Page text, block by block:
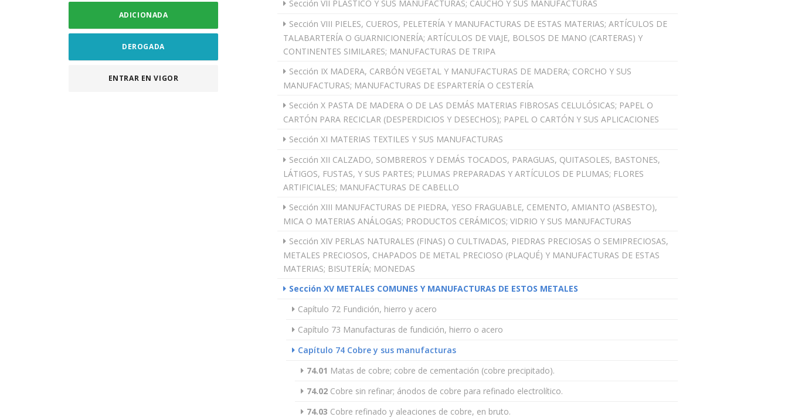
ADICIONADA
DEROGADA
ENTRAR EN VIGOR
Sección VII PLÁSTICO Y SUS MANUFACTURAS; CAUCHO Y SUS MANUFACTURAS
Sección VIII PIELES, CUEROS, PELETERÍA Y MANUFACTURAS DE ESTAS MATERIAS; ARTÍCULOS DE
TALABARTERÍA O GUARNICIONERÍA; ARTÍCULOS DE VIAJE, BOLSOS DE MANO (CARTERAS) Y
CONTINENTES SIMILARES; MANUFACTURAS DE TRIPA
Sección IX MADERA, CARBÓN VEGETAL Y MANUFACTURAS DE MADERA; CORCHO Y SUS
MANUFACTURAS; MANUFACTURAS DE ESPARTERÍA O CESTERÍA
Sección X PASTA DE MADERA O DE LAS DEMÁS MATERIAS FIBROSAS CELULÓSICAS; PAPEL O
CARTÓN PARA RECICLAR (DESPERDICIOS Y DESECHOS); PAPEL O CARTÓN Y SUS APLICACIONES
Sección XI MATERIAS TEXTILES Y SUS MANUFACTURAS
Sección XII CALZADO, SOMBREROS Y DEMÁS TOCADOS, PARAGUAS, QUITASOLES, BASTONES,
LÁTIGOS, FUSTAS, Y SUS PARTES; PLUMAS PREPARADAS Y ARTÍCULOS DE PLUMAS; FLORES
ARTIFICIALES; MANUFACTURAS DE CABELLO
Sección XIII MANUFACTURAS DE PIEDRA, YESO FRAGUABLE, CEMENTO, AMIANTO (ASBESTO),
MICA O MATERIAS ANÁLOGAS; PRODUCTOS CERÁMICOS; VIDRIO Y SUS MANUFACTURAS
Sección XIV PERLAS NATURALES (FINAS) O CULTIVADAS, PIEDRAS PRECIOSAS O SEMIPRECIOSAS,
METALES PRECIOSOS, CHAPADOS DE METAL PRECIOSO (PLAQUÉ) Y MANUFACTURAS DE ESTAS
MATERIAS; BISUTERÍA; MONEDAS
Sección XV METALES COMUNES Y MANUFACTURAS DE ESTOS METALES
Capítulo 72 Fundición, hierro y acero
Capítulo 73 Manufacturas de fundición, hierro o acero
Capítulo 74 Cobre y sus manufacturas
74.01 Matas de cobre; cobre de cementación (cobre precipitado).
74.02 Cobre sin refinar; ánodos de cobre para refinado electrolítico.
74.03 Cobre refinado y aleaciones de cobre, en bruto.